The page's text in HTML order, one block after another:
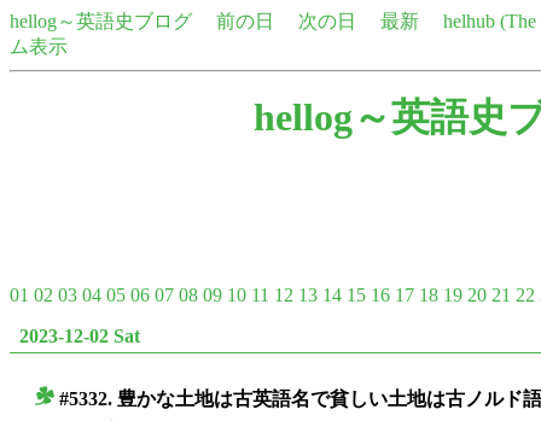
hellog～英語史ブログ 前の日 次の日 最新
helhub
ム表示
hellog～英語史
01 02 03 04 05 06 07 08 09 10 11 12 13 14 15 16 17 18 19 20 21 22
2023-12-02 Sat
#5332. 豊かな土地は古英語名で貧しい土地は古ノルド